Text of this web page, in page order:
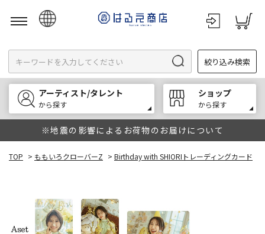
English
한국어
中文
絞り込み検索
アーティスト/タレント
から探す
ショップ
から探す
※地震の影響によるお荷物のお届けについて
TOP > ももいろクローバーZ > Birthday with SHIORIトレーディングカード